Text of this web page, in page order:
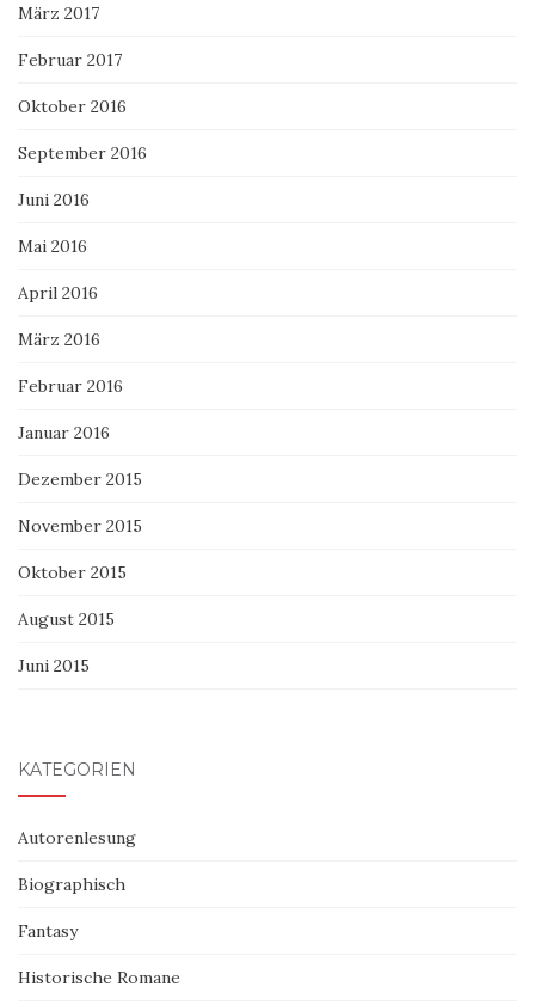
März 2017
Februar 2017
Oktober 2016
September 2016
Juni 2016
Mai 2016
April 2016
März 2016
Februar 2016
Januar 2016
Dezember 2015
November 2015
Oktober 2015
August 2015
Juni 2015
KATEGORIEN
Autorenlesung
Biographisch
Fantasy
Historische Romane